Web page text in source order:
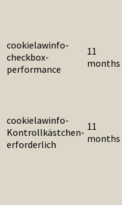
cookielawinfo-
checkbox-
performance
11
months
cookielawinfo-
Kontrollkästchen-
erforderlich
11
months